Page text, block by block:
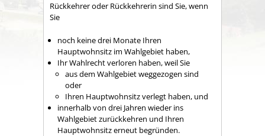
Rückkehrer oder Rückkehrerin sind Sie, wenn
Sie
noch keine drei Monate Ihren
Hauptwohnsitz im Wahlgebiet haben,
Ihr Wahlrecht verloren haben, weil Sie
aus dem Wahlgebiet weggezogen sind
oder
Ihren Hauptwohnsitz verlegt haben, und
innerhalb von drei Jahren wieder ins
Wahlgebiet zurückkehren und Ihren
Hauptwohnsitz erneut begründen.